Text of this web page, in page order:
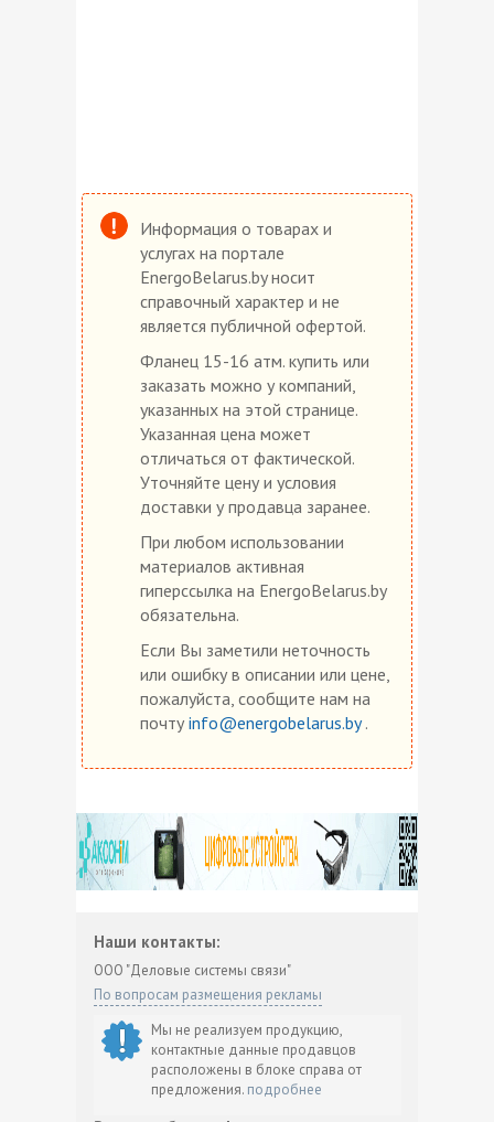
Информация о товарах и
услугах на портале
EnergoBelarus.by носит
справочный характер и не
является публичной офертой.
Фланец 15-16 атм. купить или
заказать можно у компаний,
указанных на этой странице.
Указанная цена может
отличаться от фактической.
Уточняйте цену и условия
доставки у продавца заранее.
При любом использовании
материалов активная
гиперссылка на EnergoBelarus.by
обязательна.
Если Вы заметили неточность
или ошибку в описании или цене,
пожалуйста, сообщите нам на
почту info@energobelarus.by.
Наши контакты:
ООО "Деловые системы связи"
По вопросам размещения рекламы
Мы не реализуем продукцию,
контактные данные продавцов
расположены в блоке справа от
предложения. подробнее